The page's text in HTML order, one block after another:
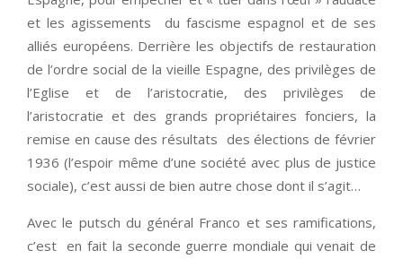
et les agissements du fascisme espagnol et de ses
alliés européens. Derrière les objectifs de restauration
de l’ordre social de la vieille Espagne, des privilèges de
l’Eglise et de l’aristocratie, des privilèges de
l’aristocratie et des grands propriétaires fonciers, la
remise en cause des résultats des élections de février
1936 (l’espoir même d’une société avec plus de justice
sociale), c’est aussi de bien autre chose dont il s’agit…
Avec le putsch du général Franco et ses ramifications,
c’est en fait la seconde guerre mondiale qui venait de